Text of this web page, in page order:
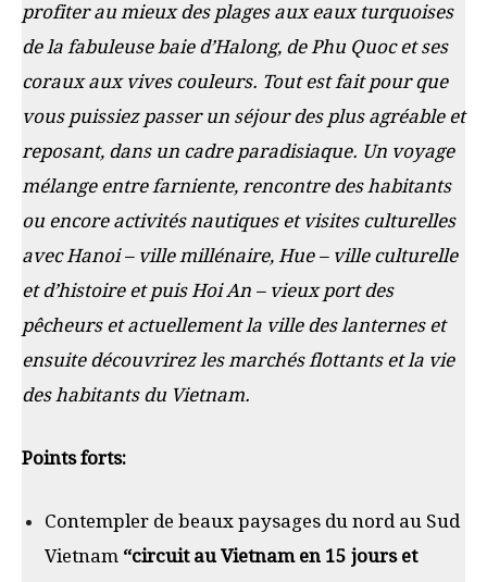
profiter au mieux des plages aux eaux turquoises
de la fabuleuse baie d’Halong, de Phu Quoc et ses
coraux aux vives couleurs. Tout est fait pour que
vous puissiez passer un séjour des plus agréable et
reposant, dans un cadre paradisiaque. Un voyage
mélange entre farniente, rencontre des habitants
ou encore activités nautiques et visites culturelles
avec Hanoi – ville millénaire, Hue – ville culturelle
et d’histoire et puis Hoi An – vieux port des
pêcheurs et actuellement la ville des lanternes et
ensuite découvrirez lesmarchés flottantset la vie
des habitants du Vietnam.
Points forts:
Contempler de beaux paysages du nord au Sud
Vietnam “circuit au Vietnam en 15 jours et